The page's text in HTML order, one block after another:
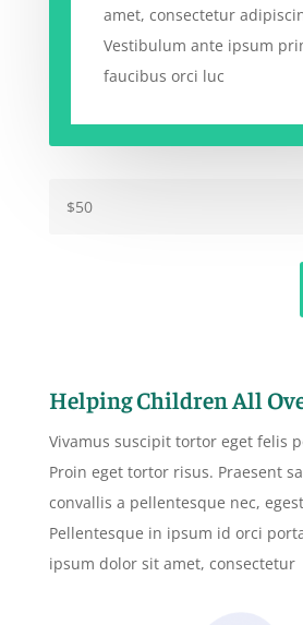
amet, consectetur
Vestibulum ante ipsum
faucibus orci luc
Helping Children All
Vivamus suscipit tortor eget felis
Proin eget tortor risus. Praesent
convallis a pellentesque nec,
Pellentesque in ipsum id orci
ipsum dolor sit amet, consectetur